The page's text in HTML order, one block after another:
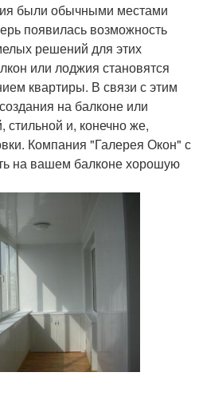
были обычными местами
появилась возможность
решений для этих
или лоджия становятся
квартиры. В связи с этим
на балконе или
и, конечно же,
Компания "Галерея Окон" с
на вашем балконе хорошую